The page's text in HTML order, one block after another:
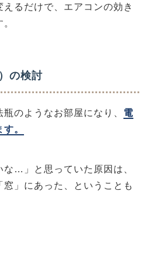
るだけで、エアコンの効き
の検討
のようなお部屋になり、 電
。
な…」と思っていた原因は、
」にあった、ということも